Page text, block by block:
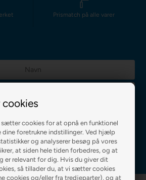
sætter cookies for at opnå en funktionel
dine foretrukne indstillinger. Ved hjælp
og analyserer besøg på vores
at siden hele tiden forbedres, og at
er relevant for dig. Hvis du giver dit
så tillader du, at vi sætter cookies
cookies og/eller fra tredjeparter), og at
Prismatch på alle varer